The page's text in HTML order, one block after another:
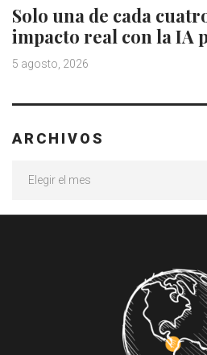
Solo una de cada
impacto real con la IA
5 agosto, 2026
ARCHIVOS